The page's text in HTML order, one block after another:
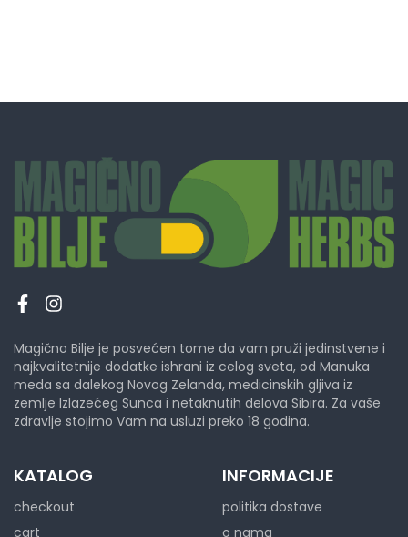
Magično Bilje je posvećen tome da vam pruži jedinstvene i
najkvalitetnije dodatke ishrani iz celog sveta, od Manuka
meda sa dalekog Novog Zelanda, medicinskih gljiva iz
zemlje Izlazećeg Sunca i netaknutih delova Sibira. Za vaše
zdravlje stojimo Vam na usluzi preko 18 godina.
KATALOG
checkout
cart
INFORMACIJE
politika dostave
o nama